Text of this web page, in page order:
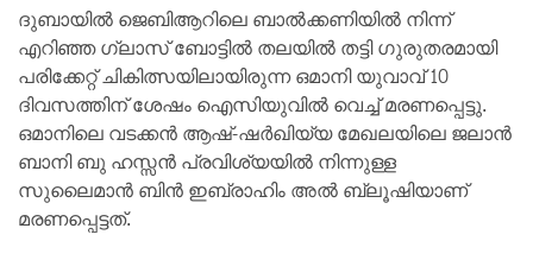
ദുബായിൽ ജെബിആറിലെ ബാൽക്കണിയിൽ നിന്ന്
എറിഞ്ഞ ഗ്ലാസ് ബോട്ടിൽ തലയിൽ തട്ടി ഗുരുതരമായി
പരിക്കേറ്റ് ചികിത്സയിലായിരുന്ന ഒമാനി യുവാവ് 10
ദിവസത്തിന് ശേഷം ഐസിയുവിൽ വെച്ച് മരണപ്പെട്ടു.
ഒമാനിലെ വടക്കൻ ആഷ്-ഷർഖിയ്യ മേഖലയിലെ ജലാൻ
ബാനി ബു ഹസ്സൻ പ്രവിശ്യയിൽ നിന്നുള്ള
സുലൈമാൻ ബിൻ ഇബ്രാഹിം അൽ ബ്ലൂഷിയാണ്
മരണപ്പെട്ടത്.